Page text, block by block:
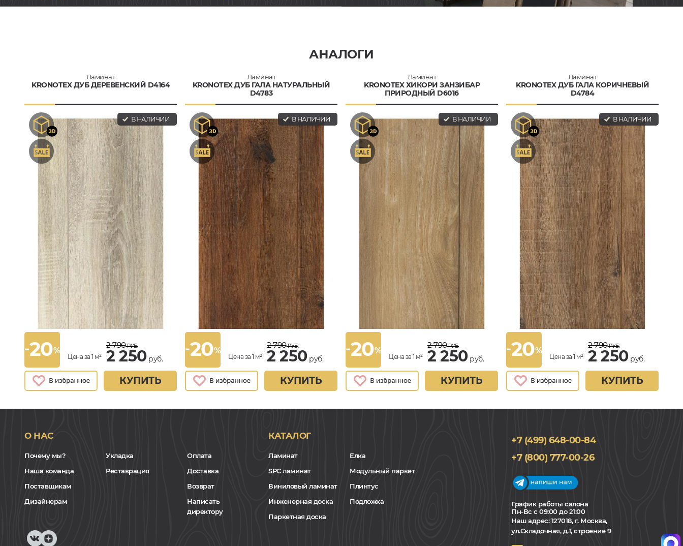
АНАЛОГИ
Ламинат
KRONOTEX ДУБ ДЕРЕВЕНСКИЙ D4164
В НАЛИЧИИ
-20%
Цена за 1 м²
2 790РУБ.
2 250руб.
КУПИТЬ
Ламинат
KRONOTEX ДУБ ГАЛА НАТУРАЛЬНЫЙ
D4783
В НАЛИЧИИ
-20%
Цена за 1 м²
2 790РУБ.
2 250руб.
КУПИТЬ
Ламинат
KRONOTEX ХИКОРИ ЗАНЗИБАР
ПРИРОДНЫЙ D6016
В НАЛИЧИИ
-20%
Цена за 1 м²
2 790РУБ.
2 250руб.
КУПИТЬ
Ламинат
KRONOTEX ДУБ ГАЛА КОРИЧНЕВЫЙ
D4784
В НАЛИЧИИ
-20%
Цена за 1 м²
2 790РУБ.
2 250руб.
КУПИТЬ
О НАС
Почему мы?
Наша команда
Поставщикам
Дизайнерам
Укладка
Реставрация
Оплата
Доставка
Возврат
Написать
директору
КАТАЛОГ
Ламинат
SPC ламинат
Виниловый ламинат
Инженерная доска
Паркетная доска
Елка
Модульный паркет
Плинтус
Подложка
+7 (499) 648-00-84
+7 (800) 777-00-26
График работы салона
Пн-Вс с 09:00 до 21:00
Наш адрес:127018, г. Москва,
ул.Складочная, д.1, строение 9